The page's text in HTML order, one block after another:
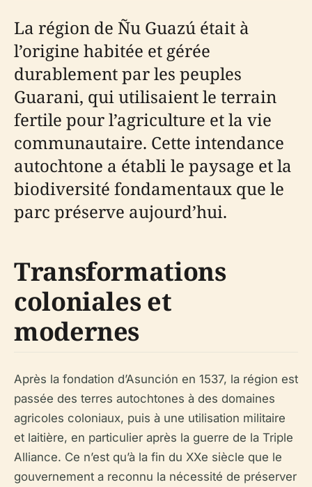
La région de Ñu Guazú était à
l’origine habitée et gérée
durablement par les peuples
Guarani, qui utilisaient le terrain
fertile pour l’agriculture et la vie
communautaire. Cette intendance
autochtone a établi le paysage et la
biodiversité fondamentaux que le
parc préserve aujourd’hui.
Transformations
coloniales et
modernes
Après la fondation d’Asunción en 1537, la région est
passée des terres autochtones à des domaines
agricoles coloniaux, puis à une utilisation militaire
et laitière, en particulier après la guerre de la Triple
Alliance. Ce n’est qu’à la fin du XXe siècle que le
gouvernement a reconnu la nécessité de préserver